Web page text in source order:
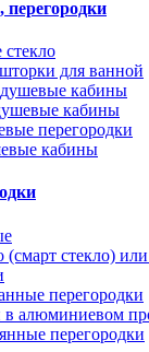
для ванной
кабины
кабины
перегородки
кабины
(смарт стекло)
перегородки
в алюминиевом
перегородки